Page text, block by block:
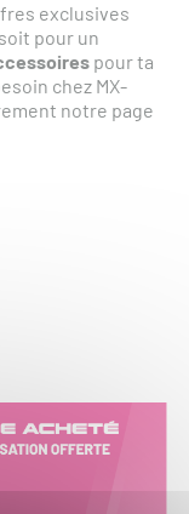
exclusives
pour un
pour ta
chez MX-
notre page